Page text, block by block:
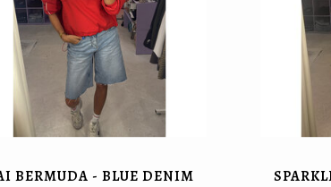
BERMUDA - BLUE DENIM